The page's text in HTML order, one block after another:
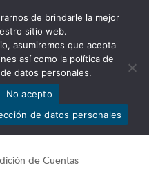
CFN
de Cuentas
de brindarle la mejor
sitio web.
asumiremos que acepta
así como la política de
datos personales.
No acepto
de datos personales